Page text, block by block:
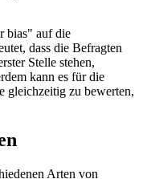
bias
auf die
dass die Befragten
Stelle stehen,
kann es für die
gleichzeitig zu bewerten,
Arten von